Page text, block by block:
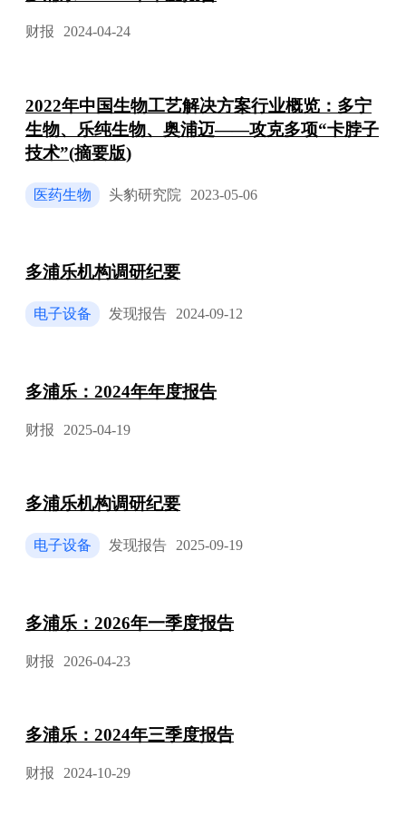
财报 2024-04-24
2022年中国生物工艺解决方案行业概览：多宁
生物、乐纯生物、奥浦迈——攻克多项“卡脖子
技术”(摘要版)
医药生物 头豹研究院 2023-05-06
多浦乐机构调研纪要
电子设备 发现报告 2024-09-12
多浦乐：2024年年度报告
财报 2025-04-19
多浦乐机构调研纪要
电子设备 发现报告 2025-09-19
多浦乐：2026年一季度报告
财报 2026-04-23
多浦乐：2024年三季度报告
财报 2024-10-29